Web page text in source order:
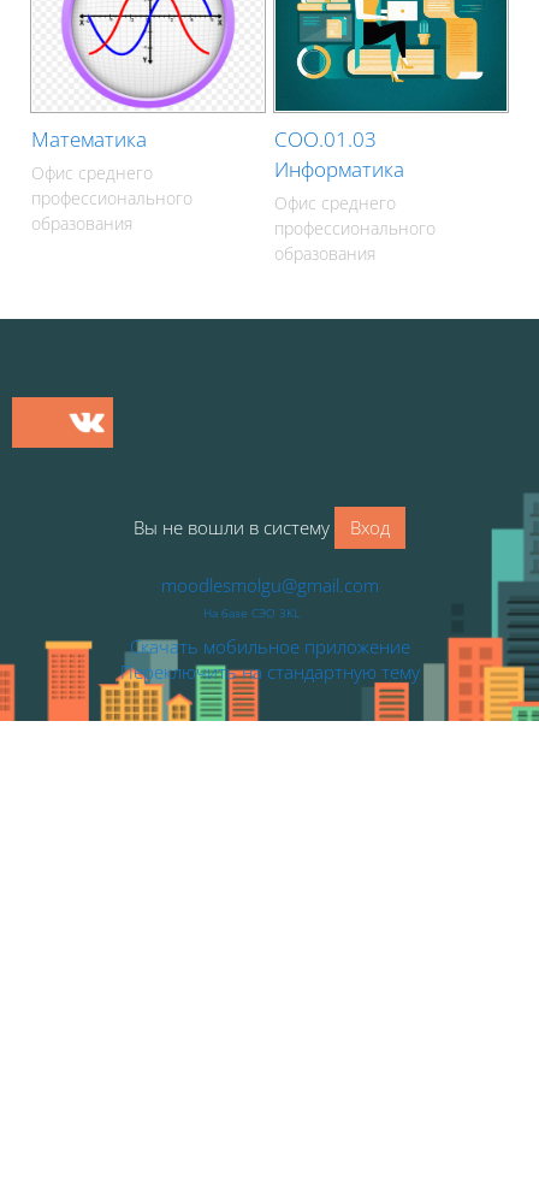
Математика
Офис среднего
профессионального
образования
СОО.01.03
Информатика
Офис среднего
профессионального
образования
Вы не вошли в систему Вход
moodlesmolgu@gmail.com
На базе СЭО 3KL
Скачать мобильное приложение
Переключить на стандартную тему